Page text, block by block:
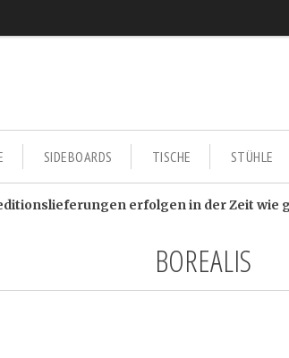
SIDEBOARDS TISCHE STÜHLE
erfolgen in der Zeit
BOREALIS